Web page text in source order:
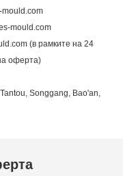
mould.com
mould.com
(в рамките на 24
оферта)
Songgang, Bao'an,